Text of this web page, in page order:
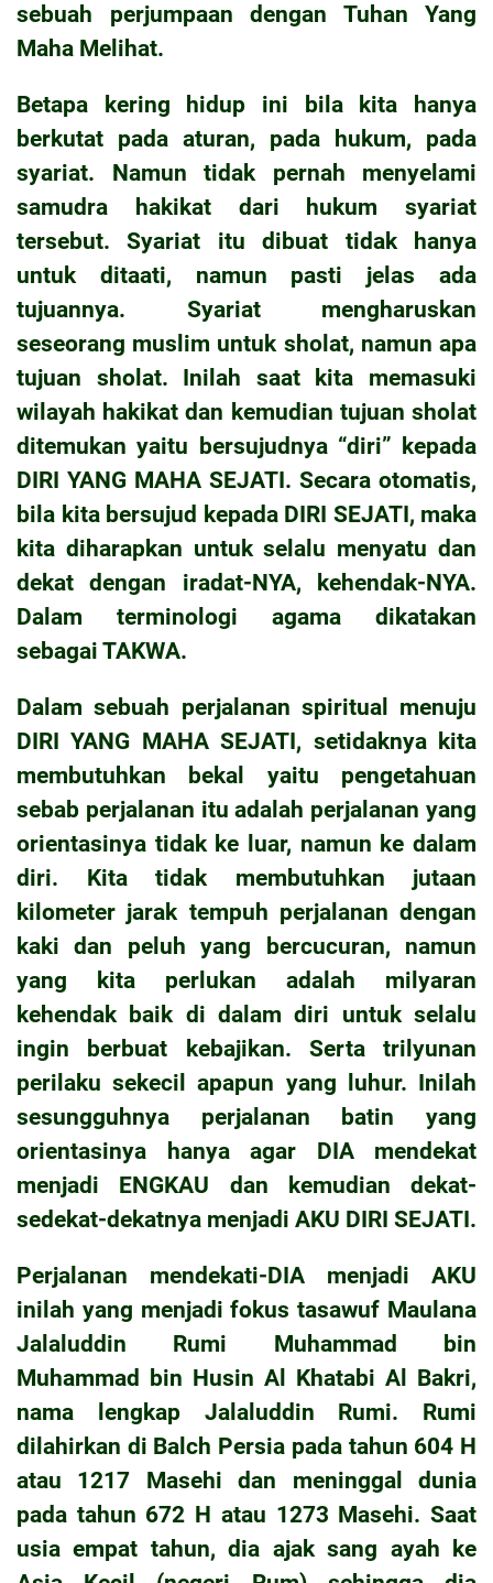
sebuah perjumpaan dengan Tuhan Yang
Maha Melihat.
Betapa kering hidup ini bila kita hanya
berkutat pada aturan, pada hukum, pada
syariat. Namun tidak pernah menyelami
samudra hakikat dari hukum syariat
tersebut. Syariat itu dibuat tidak hanya
untuk ditaati, namun pasti jelas ada
tujuannya. Syariat mengharuskan
seseorang muslim untuk sholat, namun apa
tujuan sholat. Inilah saat kita memasuki
wilayah hakikat dan kemudian tujuan sholat
ditemukan yaitu bersujudnya “diri” kepada
DIRI YANG MAHA SEJATI. Secara otomatis,
bila kita bersujud kepada DIRI SEJATI, maka
kita diharapkan untuk selalu menyatu dan
dekat dengan iradat-NYA, kehendak-NYA.
Dalam terminologi agama dikatakan
sebagai TAKWA.
Dalam sebuah perjalanan spiritual menuju
DIRI YANG MAHA SEJATI, setidaknya kita
membutuhkan bekal yaitu pengetahuan
sebab perjalanan itu adalah perjalanan yang
orientasinya tidak ke luar, namun ke dalam
diri. Kita tidak membutuhkan jutaan
kilometer jarak tempuh perjalanan dengan
kaki dan peluh yang bercucuran, namun
yang kita perlukan adalah milyaran
kehendak baik di dalam diri untuk selalu
ingin berbuat kebajikan. Serta trilyunan
perilaku sekecil apapun yang luhur. Inilah
sesungguhnya perjalanan batin yang
orientasinya hanya agar DIA mendekat
menjadi ENGKAU dan kemudian dekat-
sedekat-dekatnya menjadi AKU DIRI SEJATI.
Perjalanan mendekati-DIA menjadi AKU
inilah yang menjadi fokus tasawuf Maulana
Jalaluddin Rumi Muhammad bin
Muhammad bin Husin Al Khatabi Al Bakri,
nama lengkap Jalaluddin Rumi. Rumi
dilahirkan di Balch Persia pada tahun 604 H
atau 1217 Masehi dan meninggal dunia
pada tahun 672 H atau 1273 Masehi. Saat
usia empat tahun, dia ajak sang ayah ke